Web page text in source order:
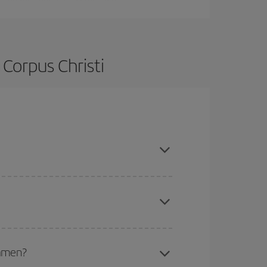
Christi
an und lassen Sie sich inspirieren: Sie
Anfrage, sondern auch für nahegelegene
Flugoptionen an, die wir jeden Tag